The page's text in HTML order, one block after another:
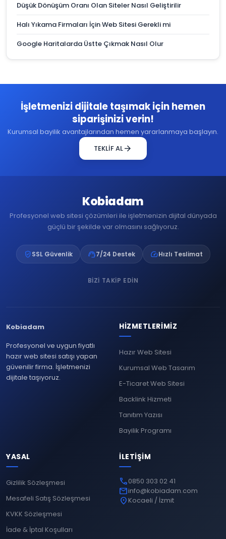
Düşük Dönüşüm Oranı Olan Siteler Nasıl Geliştirilir
Halı Yıkama Firmaları İçin Web Sitesi Gerekli mi
Google Haritalarda Üstte Çıkmak Nasıl Olur
İşletmenizi dijitale taşımak için hemen
siparişinizi verin!
Kurumsal bayilik avantajlarından hemen yararlanmaya başlayın.
TEKLİF ALarrow_forward
Kobiadam
Profesyonel web sitesi çözümleri ile işletmenizin dijital dünyada
güçlü bir şekilde var olmasını sağlıyoruz.
verified_userSSL Güvenlik support_agent7/24 Destek speedHızlı Teslimat
BIZI TAKIP EDIN
Kobiadam
Profesyonel ve uygun fiyatlı
hazır web sitesi satışı yapan
güvenilir firma. İşletmenizi
dijitale taşıyoruz.
HIZMETLERIMIZ
Hazır Web Sitesi
Kurumsal Web Tasarım
E-Ticaret Web Sitesi
Backlink Hizmeti
Tanıtım Yazısı
Bayilik Programı
YASAL
Gizlilik Sözleşmesi
Mesafeli Satış Sözleşmesi
KVKK Sözleşmesi
İade & İptal Koşulları
İLETIŞIM
phone0850 303 02 41
mailinfo@kobiadam.com
location_on Kocaeli / İzmit